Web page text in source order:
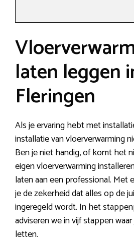
laten leggen
Fleringen
Als je ervaring hebt met
installatie van vloerverwarming
Ben je niet handig, of komt het
eigen vloerverwarming
laten aan een professional. Met
je de zekerheid dat alles op de
ingeregeld wordt. In het
adviseren we in vijf stappen
letten.